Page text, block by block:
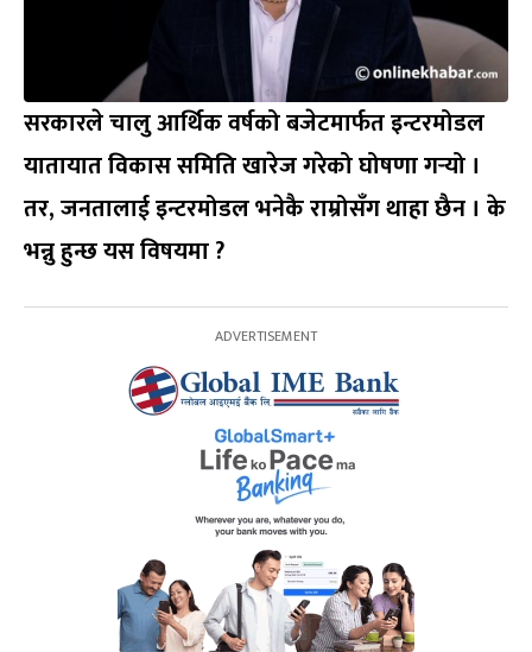
सरकारले चालु आर्थिक वर्षको बजेटमार्फत इन्टरमोडल
यातायात विकास समिति खारेज गरेको घोषणा गर्‍यो ।
तर, जनतालाई इन्टरमोडल भनेकै राम्रोसँग थाहा छैन । के
भन्नु हुन्छ यस विषयमा ?